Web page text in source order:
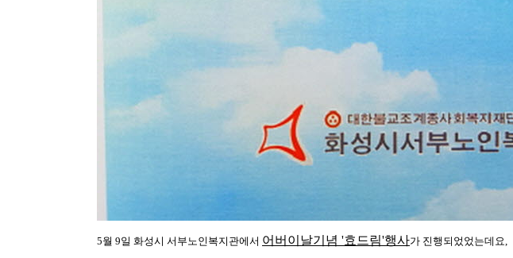
5월 9일 화성시 서부노인복지관에서 어버이날기념 '효드림'행사가 진행되었었는데요,